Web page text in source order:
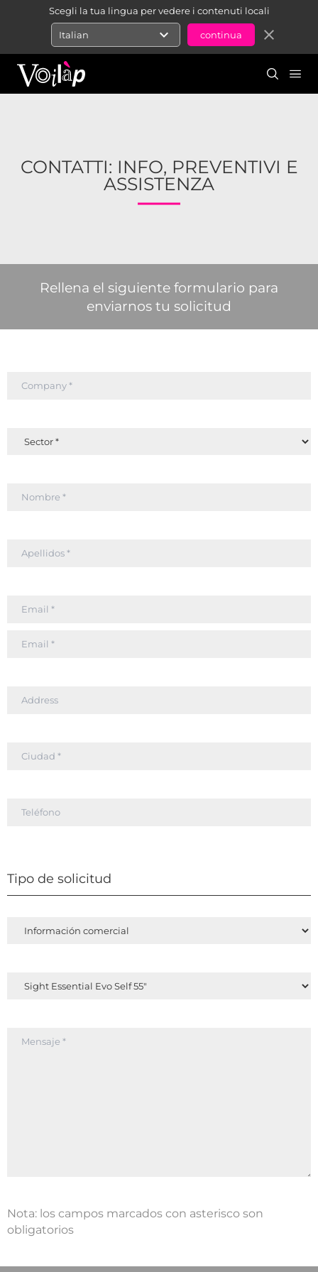
Scegli la tua lingua per vedere i contenuti locali
Italian expand_more close
CONTATTI: INFO, PREVENTIVI E
ASSISTENZA
Rellena el siguiente formulario para
enviarnos tu solicitud
Tipo de solicitud
Nota: los campos marcados con asterisco son
obligatorios